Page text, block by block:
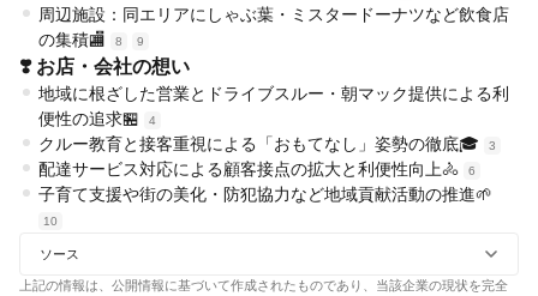
周辺施設：同エリアにしゃぶ葉・ミスタードーナツなど飲食店
の集積🏬
8 9
❣️ お店・会社の想い
地域に根ざした営業とドライブスルー・朝マック提供による利
便性の追求🏪
4
クルー教育と接客重視による「おもてなし」姿勢の徹底🎓 3
配達サービス対応による顧客接点の拡大と利便性向上🚴 6
子育て支援や街の美化・防犯協力など地域貢献活動の推進🌱
10
ソース
上記の情報は、公開情報に基づいて作成されたものであり、当該企業の現状を完全